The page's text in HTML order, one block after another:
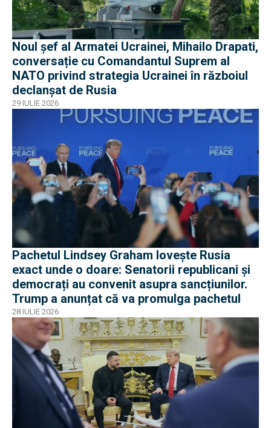
Noul șef al Armatei Ucrainei, Mihailo Drapati,
conversație cu Comandantul Suprem al
NATO privind strategia Ucrainei în războiul
declanșat de Rusia
29 IULIE 2026
Pachetul Lindsey Graham lovește Rusia
exact unde o doare: Senatorii republicani și
democrați au convenit asupra sancțiunilor.
Trump a anunțat că va promulga pachetul
28 IULIE 2026